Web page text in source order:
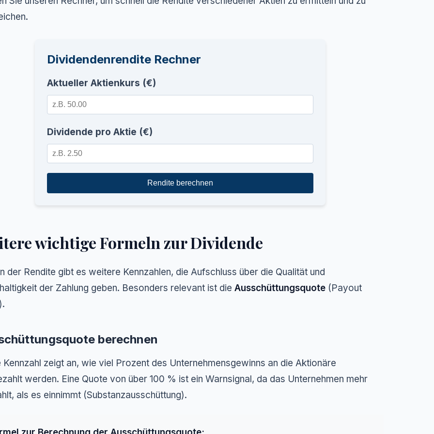
Dividendenrendite Rechner
Aktueller Aktienkurs (€)
Dividende pro Aktie (€)
Rendite berechnen
wichtige Formeln zur Dividende
der Rendite gibt es weitere Kennzahlen, die Aufschluss über die Qualität und
der Zahlung geben. Besonders relevant ist die Ausschüttungsquote (Payout
berechnen
Kennzahl zeigt an, wie viel Prozent des Unternehmensgewinns an die Aktionäre
werden. Eine Quote von über 100 % ist ein Warnsignal, da das Unternehmen mehr
als es einnimmt (Substanzausschüttung).